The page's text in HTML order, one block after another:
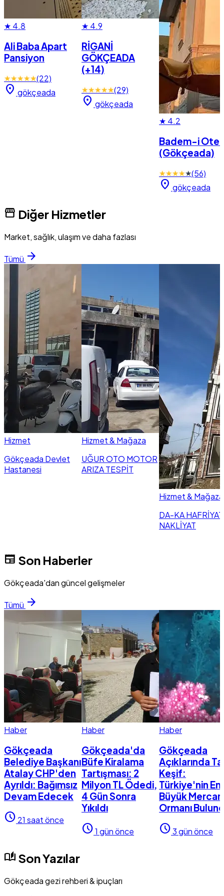
★ 4.8
Ali Baba Apart
Pansiyon
★★★★★(22)
location_on gökçeada
★ 4.9
RİGANİ
GÖKÇEADA
(+14)
★★★★★(29)
location_on gökçeada
★ 4.2
Badem-i Otel
(Gökçeada)
★★★★★(56)
location_on gökçeada
storefront Diğer Hizmetler
Market, sağlık, ulaşım ve daha fazlası
Tümü arrow_forward
Hizmet
Gökçeada Devlet
Hastanesi
Hizmet & Mağaza
UĞUR OTO MOTOR
ARIZA TESPİT
Hizmet & Mağaza
DA-KA HAFRİYAT
NAKLİYAT
newspaper Son Haberler
Gökçeada'dan güncel gelişmeler
Tümü arrow_forward
Haber
Gökçeada
Belediye Başkanı
Atalay CHP'den
Ayrıldı: Bağımsız
Devam Edecek
schedule 21 saat önce
Haber
Gökçeada'da
Büfe Kiralama
Tartışması: 2
Milyon TL Ödedi,
4 Gün Sonra
Yıkıldı
schedule1 gün önce
Haber
Gökçeada
Açıklarında
Keşif:
Türkiye'nin En
Büyük Mercan
Ormanı
schedule3 gün önce
auto_stories Son Yazılar
Gökçeada gezi rehberi & ipuçları